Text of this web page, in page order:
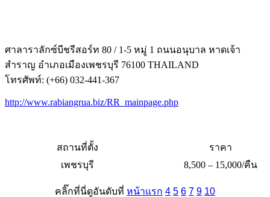
ศาลาราลักซ์บีชรีสอร์ท 80 / 1-5 หมู่ 1 ถนนอนุบาล หาดเจ้า
สำราญ อำเภอเมืองเพชรบุรี 76100 THAILAND
โทรศัพท์: (+66) 032-441-367
http://www.rabiangrua.biz/RR_mainpage.php
สถานที่ตั้ง
ราคา
เพชรบุรี
8,500 – 15,000/คืน
คลิ๊กที่นี่ดูอันดับที่ หน้าแรก 4 5 6 7 9 10